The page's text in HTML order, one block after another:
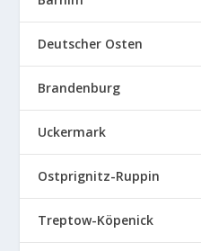
Deutscher Osten
Brandenburg
Uckermark
Ostprignitz-Ruppin
Treptow-Köpenick